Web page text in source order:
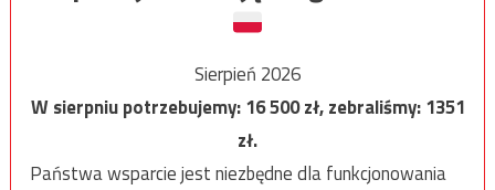
Sierpień 2026
W sierpniu potrzebujemy:16 500zł, zebraliśmy:1351
zł.
Państwa wsparcie jest niezbędne dla funkcjonowania